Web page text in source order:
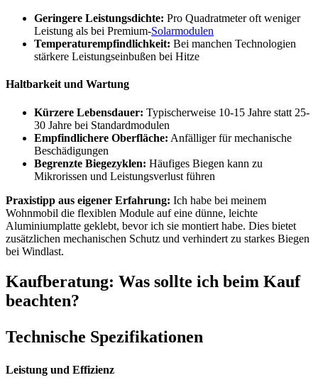
Geringere Leistungsdichte: Pro Quadratmeter oft weniger
Leistung als bei Premium-Solarmodulen
Temperaturempfindlichkeit: Bei manchen Technologien
stärkere Leistungseinbußen bei Hitze
Haltbarkeit und Wartung
Kürzere Lebensdauer: Typischerweise 10-15 Jahre statt 25-
30 Jahre bei Standardmodulen
Empfindlichere Oberfläche: Anfälliger für mechanische
Beschädigungen
Begrenzte Biegezyklen: Häufiges Biegen kann zu
Mikrorissen und Leistungsverlust führen
Praxistipp aus eigener Erfahrung: Ich habe bei meinem
Wohnmobil die flexiblen Module auf eine dünne, leichte
Aluminiumplatte geklebt, bevor ich sie montiert habe. Dies bietet
zusätzlichen mechanischen Schutz und verhindert zu starkes Biegen
bei Windlast.
Kaufberatung: Was sollte ich beim Kauf
beachten?
Technische Spezifikationen
Leistung und Effizienz